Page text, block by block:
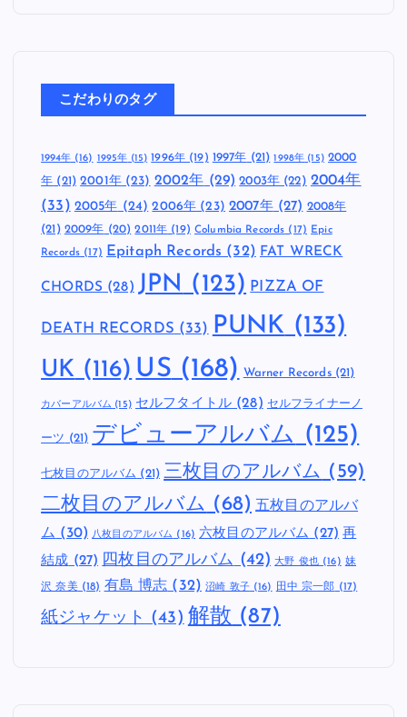
こだわりのタグ
1994年(16) 1995年 (15) 1996年(19) 1997年 (21) 1998年 (15) 2000
年 (21) 2001年(23) 2002年 (29) 2003年 (22) 2004年
(33) 2005年 (24) 2006年 (23) 2007年(27) 2008年
(21) 2009年 (20) 2011年 (19) Columbia Records (17) Epic
Records (17) Epitaph Records (32) FAT WRECK
CHORDS (28) JPN (123) PIZZA OF
DEATH RECORDS (33) PUNK (133)
UK (116) US (168) Warner Records(21)
カバーアルバム (15) セルフタイトル(28) セルフライナーノ
ーツ (21) デビューアルバム (125)
七枚目のアルバム (21) 三枚目のアルバム (59)
二枚目のアルバム (68) 五枚目のアルバ
ム (30) 八枚目のアルバム (16) 六枚目のアルバム (27) 再
結成 (27) 四枚目のアルバム (42) 大野 俊也(16) 妹
沢 奈美(18) 有島 博志 (32) 沼崎 敦子(16) 田中 宗一郎 (17)
紙ジャケット (43) 解散 (87)